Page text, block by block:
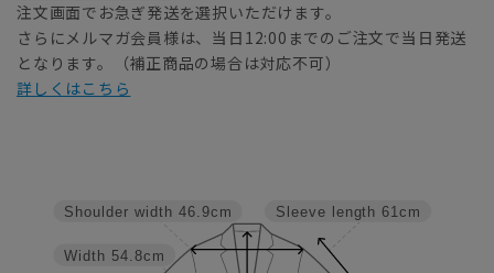
注文画面でお急ぎ発送を選択いただけます。
さらにメルマガ会員様は、当日12:00までのご注文で当日発送
となります。（補正商品の場合は対応不可）
詳しくはこちら
Sleeve length 61cm
Width 54.8cm
Shoulder width 46.9cm